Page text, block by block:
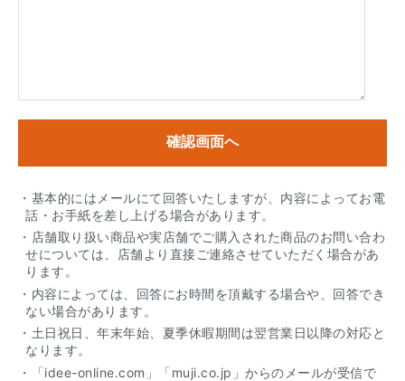
・基本的にはメールにて回答いたしますが、内容によってお電
話・お手紙を差し上げる場合があります。
・店舗取り扱い商品や実店舗でご購入された商品のお問い合わ
せについては、店舗より直接ご連絡させていただく場合があ
ります。
・内容によっては、回答にお時間を頂戴する場合や、回答でき
ない場合があります。
・土日祝日、年末年始、夏季休暇期間は翌営業日以降の対応と
なります。
・「idee-online.com」「muji.co.jp」からのメールが受信で